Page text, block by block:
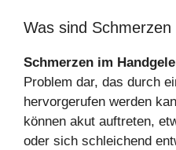
Was sind
Schmerzen im
Problem dar, das durch
hervorgerufen werden
können akut auftreten,
oder sich schleichend